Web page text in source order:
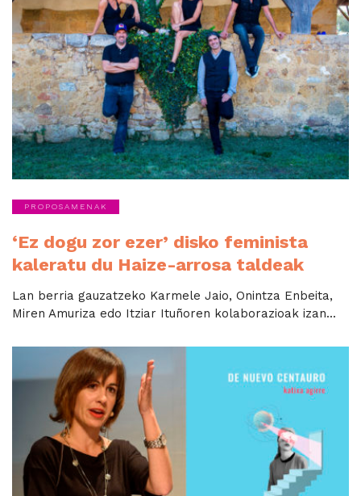
PROPOSAMENAK
‘Ez dogu zor ezer’ disko feminista
kaleratu du Haize-arrosa taldeak
Lan berria gauzatzeko Karmele Jaio, Onintza Enbeita,
Miren Amuriza edo Itziar Ituñoren kolaborazioak izan...